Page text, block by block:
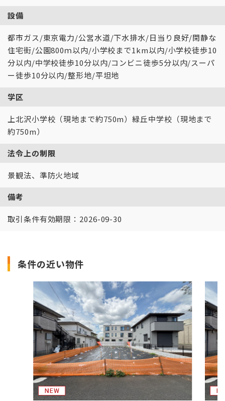
設備
都市ガス/東京電力/公営水道/下水排水/日当り良好/閑静な
住宅街/公園800ｍ以内/小学校まで1km以内/小学校徒歩10
分以内/中学校徒歩10分以内/コンビニ徒歩5分以内/スーパ
ー徒歩10分以内/整形地/平坦地
学区
上北沢小学校（現地まで約750m）緑丘中学校（現地まで
約750m）
法令上の制限
景観法、準防火地域
備考
取引条件有効期限：2026-09-30
条件の近い物件